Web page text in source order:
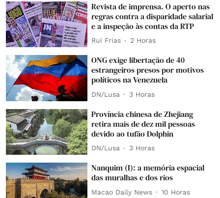
Revista de imprensa. O aperto nas
regras contra a disparidade salarial
e a inspeção às contas da RTP
Rui Frias 2 Horas
ONG exige libertação de 40
estrangeiros presos por motivos
políticos na Venezuela
DN/Lusa 3 Horas
Província chinesa de Zhejiang
retira mais de dez mil pessoas
devido ao tufão Dolphin
DN/Lusa 3 Horas
Nanquim (I): a memória espacial
das muralhas e dos rios
Macao Daily News 10 Horas